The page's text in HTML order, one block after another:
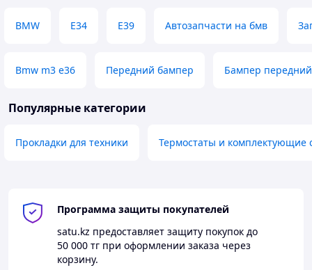
BMW E34 E39 Автозапчасти на бмв
Bmw m3 e36 Передний бампер Бампер
Популярные категории
Прокладки для техники Термостаты и комплектующие
Программа защиты покупателей
satu.kz предоставляет защиту покупок до
50 000 тг при оформлении заказа через
корзину.